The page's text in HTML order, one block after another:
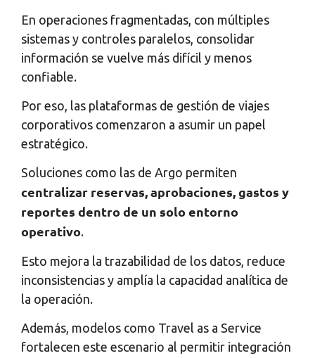
En operaciones fragmentadas, con múltiples
sistemas y controles paralelos, consolidar
información se vuelve más difícil y menos
confiable.
Por eso, las plataformas de gestión de viajes
corporativos comenzaron a asumir un papel
estratégico.
Soluciones como las de Argo permiten
centralizar reservas, aprobaciones, gastos y
reportes dentro de un solo entorno
operativo.
Esto mejora la trazabilidad de los datos, reduce
inconsistencias y amplía la capacidad analítica de
la operación.
Además, modelos como Travel as a Service
fortalecen este escenario al permitir integración